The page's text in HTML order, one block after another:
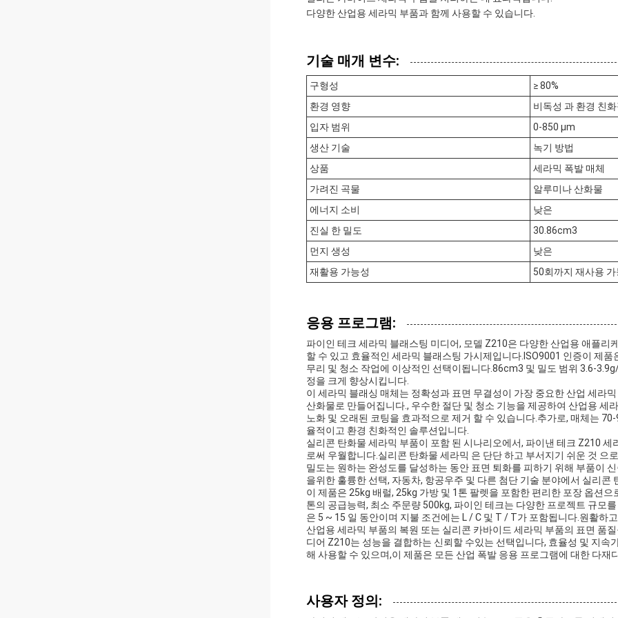
다양한 산업용 세라믹 부품과 함께 사용할 수 있습니다.
기술 매개 변수:
구형성
≥ 80%
환경 영향
비독성 과 환경 친
입자 범위
0-850 μm
생산 기술
녹기 방법
상품
세라믹 폭발 매체
가려진 곡물
알루미나 산화물
에너지 소비
낮은
진실 한 밀도
30.86cm3
먼지 생성
낮은
재활용 가능성
50회까지 재사용 가
응용 프로그램:
파이인 테크 세라믹 블래스팅 미디어, 모델 Z210은 다양한 산업용 애플
할 수 있고 효율적인 세라믹 블래스팅 가시제입니다.ISO9001 인증이 제
무리 및 청소 작업에 이상적인 선택이됩니다.86cm3 및 밀도 범위 3.6-
정을 크게 향상시킵니다.
이 세라믹 블래싱 매체는 정확성과 표면 무결성이 가장 중요한 산업 세라
산화물로 만들어집니다., 우수한 절단 및 청소 기능을 제공하여 산업용 세
노화 및 오래된 코팅을 효과적으로 제거 할 수 있습니다.추가로, 매체는
율적이고 환경 친화적인 솔루션입니다.
실리콘 탄화물 세라믹 부품이 포함 된 시나리오에서, 파이낸 테크 Z210
로써 우월합니다.실리콘 탄화물 세라믹 은 단단 하고 부서지기 쉬운 것 으
밀도는 원하는 완성도를 달성하는 동안 표면 퇴화를 피하기 위해 부품이
을위한 훌륭한 선택, 자동차, 항공우주 및 다른 첨단 기술 분야에서 실리콘
이 제품은 25kg 배럴, 25kg 가방 및 1톤 팔렛을 포함한 편리한 포장 옵션
톤의 공급능력, 최소 주문량 500kg, 파이인 테크는 다양한 프로젝트 규모
은 5 ~ 15 일 동안이며 지불 조건에는 L / C 및 T / T가 포함됩니다.원활하
산업용 세라믹 부품의 복원 또는 실리콘 카바이드 세라믹 부품의 표면 품
디어 Z210는 성능을 결합하는 신뢰할 수있는 선택입니다, 효율성 및 지속
해 사용할 수 있으며,이 제품은 모든 산업 폭발 응용 프로그램에 대한 다재
사용자 정의: